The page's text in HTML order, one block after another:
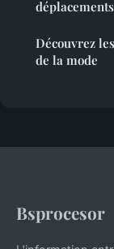
Découvrez
de la mode
Bsprocesor